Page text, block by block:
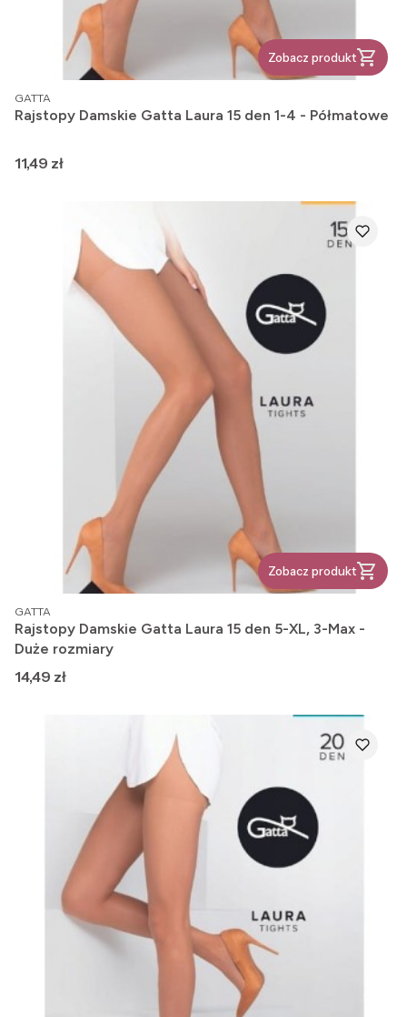
Zobacz produkt
PRODUCENT
GATTA
Rajstopy Damskie Gatta Laura 15 den 1-4 - Półmatowe
Cena
11,49 zł
Zobacz produkt
PRODUCENT
GATTA
Rajstopy Damskie Gatta Laura 15 den 5-XL, 3-Max -
Duże rozmiary
Cena
14,49 zł